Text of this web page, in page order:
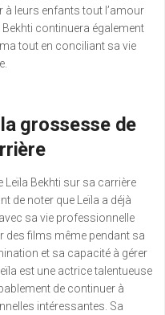
à leurs enfants tout l’amour
continuera également
tout en conciliant sa vie
grossesse de
Leïla Bekhti sur sa carrière
de noter que Leïla a déjà
sa vie professionnelle
des films même pendant sa
et sa capacité à gérer
est une actrice talentueuse
de continuer à
intéressantes. Sa